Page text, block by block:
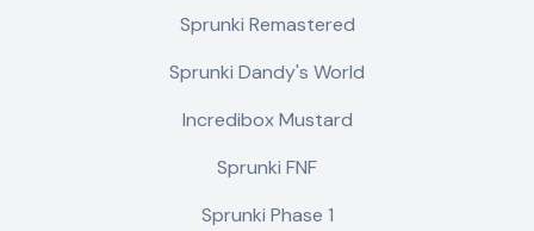
Sprunki Remastered
Sprunki Dandy's World
Incredibox Mustard
Sprunki FNF
Sprunki Phase 1